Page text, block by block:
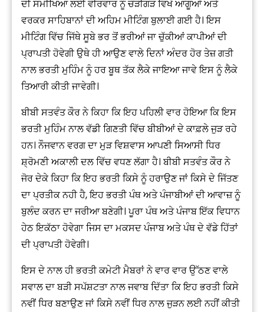
ਦੀ ਸਮੀਖਿਆ ਲਈ ਵੀਰਵਾਰ ਨੂੰ ਚੰੜੀਗੜ ਵਿਖੇ ਆਗੂਆਂ ਅਤੇ
ਵਰਕਰ ਸਾਹਿਬਾਨਾਂ ਦੀ ਅਹਿਮ ਮੀਟਿੰਗ ਬੁਲਾਈ ਗਈ ਹੈ। ਇਸ
ਮੀਟਿੰਗ ਵਿੱਚ ਜਿੱਥੇ ਸੂਬੇ ਭਰ ਤੋਂ ਭਰੀਆਂ ਜਾ ਚੁੱਕੀਆਂ ਕਾਪੀਆਂ ਦੀ
ਪ੍ਰਾਪਤੀ ਹੋਵੇਗੀ ਉਥੇ ਹੀ ਆਉਣ ਵਾਲੇ ਦਿਨਾਂ ਅੰਦਰ ਹੋਰ ਤੇਜ਼ ਗਤੀ
ਨਾਲ ਭਰਤੀ ਮੁਹਿੰਮ ਨੂੰ ਹਰ ਬੂਥ ਤੱਕ ਲੈਕੇ ਜਾਇਆ ਜਾਵੇ ਇਸ ਨੂੰ ਲੈਕੇ
ਤਿਆਰੀ ਕੀਤੀ ਜਾਵੇਗੀ।
ਬੀਬੀ ਸਤਵੰਤ ਕੌਰ ਨੇ ਕਿਹਾ ਕਿ ਇਹ ਪਹਿਲੀ ਵਾਰ ਹੋਇਆ ਕਿ ਇਸ
ਭਰਤੀ ਮੁਹਿੰਮ ਨਾਲ ਵੱਡੀ ਗਿਣਤੀ ਵਿੱਚ ਬੀਬੀਆਂ ਦੇ ਕਾਫ਼ਲੇ ਜੁੜ ਰਹੇ
ਹਨ। ਨੌਜਵਾਨ ਵਰਗ ਦਾ ਮੁੜ ਵਿਸ਼ਵਾਸ ਆਪਣੀ ਸਿਆਸੀ ਧਿਰ
ਸ਼੍ਰੋਮਣੀ ਅਕਾਲੀ ਦਲ ਵਿੱਚ ਵਧਣ ਲੱਗਾ ਹੈ। ਬੀਬੀ ਸਤਵੰਤ ਕੌਰ ਨੇ
ਜੋਰ ਦੇਕੇ ਕਿਹਾ ਕਿ ਇਹ ਭਰਤੀ ਕਿਸੇ ਨੂੰ ਹਰਾਉਣ ਜਾਂ ਕਿਸੇ ਦੇ ਜਿੱਤਣ
ਦਾ ਪ੍ਰਤੀਕ ਨਹੀ ਹੈ, ਇਹ ਭਰਤੀ ਪੰਥ ਅਤੇ ਪੰਜਾਬੀਆਂ ਦੀ ਆਵਾਜ਼ ਨੂੰ
ਬੁਲੰਦ ਕਰਨ ਦਾ ਜਰੀਆ ਬਣੇਗੀ। ਪੂਰਾ ਪੰਥ ਅਤੇ ਪੰਜਾਬ ਇੱਕ ਵਿਧਾਨ
ਹੇਠ ਇਕੱਠਾ ਹੋਵੇਗਾ ਜਿਸ ਦਾ ਮਕਸਦ ਪੰਜਾਬ ਅਤੇ ਪੰਥ ਦੇ ਵੱਡੇ ਹਿੱਤਾਂ
ਦੀ ਪ੍ਰਾਪਤੀ ਹੋਵੇਗੀ।
ਇਸ ਦੇ ਨਾਲ ਹੀ ਭਰਤੀ ਕਮੇਟੀ ਮੈਬਰਾਂ ਨੇ ਵਾਰ ਵਾਰ ਉੱਠਣ ਵਾਲੇ
ਸਵਾਲ ਦਾ ਬੜੀ ਸਪੱਸ਼ਟਤਾ ਨਾਲ ਜਵਾਬ ਦਿੱਤਾ ਕਿ ਇਹ ਭਰਤੀ ਕਿਸੇ
ਨਵੀਂ ਧਿਰ ਬਣਾਉਣ ਜਾਂ ਕਿਸੇ ਨਵੀਂ ਧਿਰ ਨਾਲ ਜੁੜਨ ਲਈ ਨਹੀਂ ਕੀਤੀ